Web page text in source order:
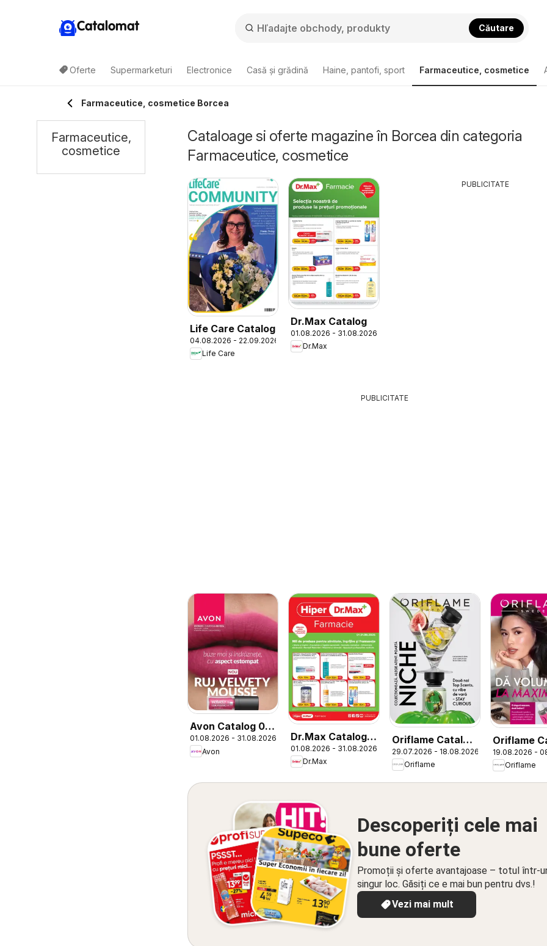
Catalomat Căutare
Oferte Supermarketuri Electronice Casă și grădină Haine, pantofi, sport Farmaceutice, cosmetice
Farmaceutice, cosmetice Borcea
Cataloage si oferte magazine în Borcea din categoria
Farmaceutice, cosmetice
Life Care Catalog
04.08.2026 - 22.09.2026
Life Care
Dr.Max Catalog
01.08.2026 - 31.08.2026
Dr.Max
PUBLICITATE
PUBLICITATE
Avon Catalog 08
2026
01.08.2026 - 31.08.2026
Avon
Dr.Max Catalog
Hiper-farmacii
01.08.2026 - 31.08.2026
Dr.Max
Oriflame Catalog
11 2026
29.07.2026 - 18.08.2026
Oriflame
Oriflame
12 2026
19.08.2026 -
Oriflame
Descoperiți cele mai
bune oferte
Promoții și oferte avantajoase – totul într-
singur loc. Găsiți ce e mai bun pentru dvs.!
Vezi mai mult
Farmaceutice,
cosmetice